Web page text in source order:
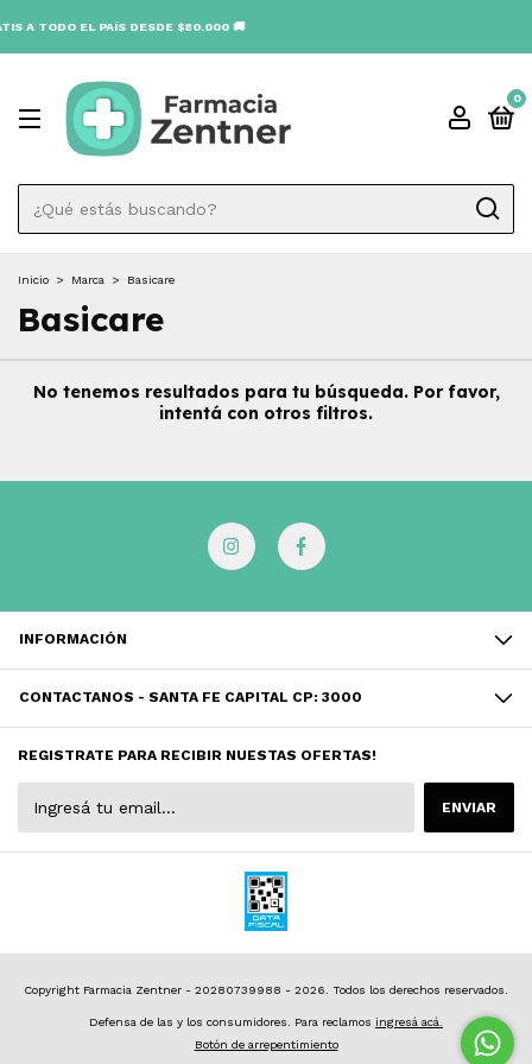
A TODO EL PAÍS DESDE $80.000 🚚
0
Inicio > Marca > Basicare
Basicare
No tenemos resultados para tu búsqueda. Por favor,
intentá con otros filtros.
INFORMACIÓN
CONTACTANOS - SANTA FE CAPITAL CP: 3000
REGISTRATE PARA RECIBIR NUESTAS OFERTAS!
Copyright Farmacia Zentner - 20280739988 - 2026. Todos los derechos reservados.
Defensa de las y los consumidores. Para reclamos ingresá acá.
Botón de arrepentimiento